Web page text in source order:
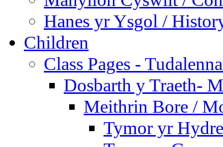
Hanes yr Ysgol /
Children
Class Pages -
Dosbarth y Traeth-
Meithrin Bore /
Tymor yr